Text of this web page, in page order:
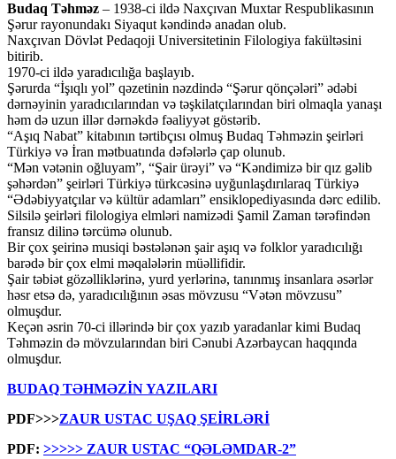
Budaq Təhməz – 1938-ci ildə Naxçıvan Muxtar Respublikasının
Şərur rayonundakı Siyaqut kəndində anadan olub.
Naxçıvan Dövlət Pedaqoji Universitetinin Filologiya fakültəsini
bitirib.
1970-ci ildə yaradıcılığa başlayıb.
Şərurda “İşıqlı yol” qəzetinin nəzdində “Şərur qönçələri” ədəbi
dərnəyinin yaradıcılarından və təşkilatçılarından biri olmaqla yanaşı
həm də uzun illər dərnəkdə fəaliyyət göstərib.
“Aşıq Nabat” kitabının tərtibçısı olmuş Budaq Təhməzin şeirləri
Türkiyə və İran mətbuatında dəfələrlə çap olunub.
“Mən vətənin oğluyam”, “Şair ürəyi” və “Kəndimizə bir qız gəlib
şəhərdən” şeirləri Türkiyə türkcəsinə uyğunlaşdırılaraq Türkiyə
“Ədəbiyyatçılar və kültür adamları” ensiklopediyasında dərc edilib.
Silsilə şeirləri filologiya elmləri namizədi Şamil Zaman tərəfindən
fransız dilinə tərcümə olunub.
Bir çox şeirinə musiqi bəstələnən şair aşıq və folklor yaradıcılığı
barədə bir çox elmi məqalələrin müəllifidir.
Şair təbiət gözəlliklərinə, yurd yerlərinə, tanınmış insanlara əsərlər
həsr etsə də, yaradıcılığının əsas mövzusu “Vətən mövzusu”
olmuşdur.
Keçən əsrin 70-ci illərində bir çox yazıb yaradanlar kimi Budaq
Təhməzin də mövzularından biri Cənubi Azərbaycan haqqında
olmuşdur.
BUDAQ TƏHMƏZİN YAZILARI
PDF>>>ZAUR USTAC UŞAQ ŞEİRLƏRİ
PDF: >>>>> ZAUR USTAC “QƏLƏMDAR-2”